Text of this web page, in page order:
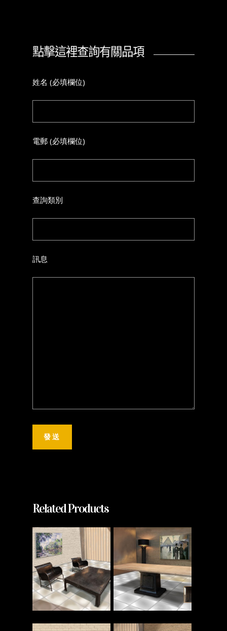
點擊這裡查詢有關品項
姓名 (必填欄位)
電郵 (必填欄位)
查詢類別
訊息
Related Products
Read More Read More